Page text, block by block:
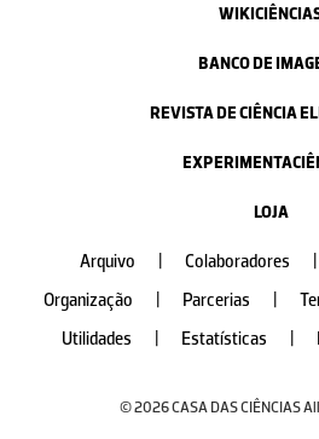
BANCO DE
REVISTA DE CIÊNCIA
LOJA
Arquivo Colaboradores
Organização
Parcerias
Utilidades
Estatísticas
© 2026 CASA DAS CIÊNCIAS